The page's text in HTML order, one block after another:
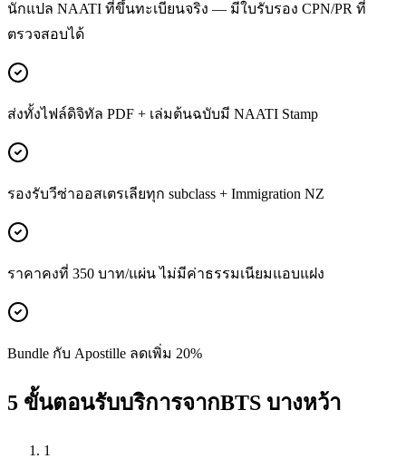
นักแปล NAATI ที่ขึ้นทะเบียนจริง — มีใบรับรอง CPN/PR ที่
ตรวจสอบได้
ส่งทั้งไฟล์ดิจิทัล PDF + เล่มต้นฉบับมี NAATI Stamp
รองรับวีซ่าออสเตรเลียทุก subclass + Immigration NZ
ราคาคงที่ 350 บาท/แผ่น ไม่มีค่าธรรมเนียมแอบแฝง
Bundle กับ Apostille ลดเพิ่ม 20%
5 ขั้นตอนรับบริการจากBTS บางหว้า
1